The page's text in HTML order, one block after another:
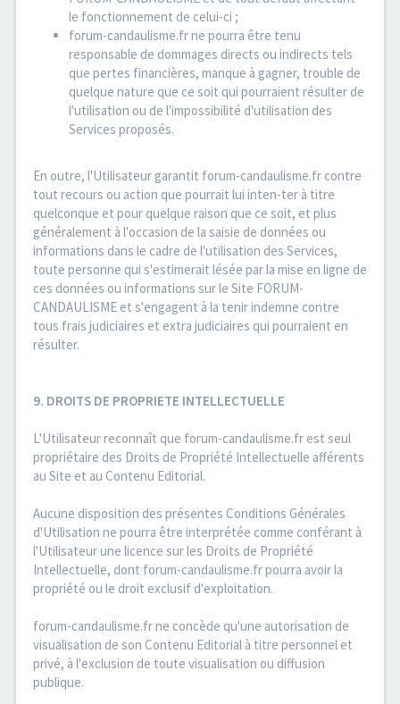
le fonctionnement de celui-ci ;
forum-candaulisme.fr ne pourra être tenu
responsable de dommages directs ou indirects tels
que pertes financières, manque à gagner, trouble de
quelque nature que ce soit qui pourraient résulter de
l'utilisation ou de l'impossibilité d'utilisation des
Services proposés.
En outre, l'Utilisateur garantit forum-candaulisme.fr contre
tout recours ou action que pourrait lui inten-ter à titre
quelconque et pour quelque raison que ce soit, et plus
généralement à l'occasion de la saisie de données ou
informations dans le cadre de l'utilisation des Services,
toute personne qui s'estimerait lésée par la mise en ligne de
ces données ou informations sur le Site FORUM-
CANDAULISME et s'engagent à la tenir indemne contre
tous frais judiciaires et extra judiciaires qui pourraient en
résulter.
9. DROITS DE PROPRIETE INTELLECTUELLE
L'Utilisateur reconnaît que forum-candaulisme.fr est seul
propriétaire des Droits de Propriété Intellectuelle afférents
au Site et au Contenu Editorial.
Aucune disposition des présentes Conditions Générales
d'Utilisation ne pourra être interprétée comme conférant à
l'Utilisateur une licence sur les Droits de Propriété
Intellectuelle, dont forum-candaulisme.fr pourra avoir la
propriété ou le droit exclusif d'exploitation.
forum-candaulisme.fr ne concède qu'une autorisation de
visualisation de son Contenu Editorial à titre personnel et
privé, à l'exclusion de toute visualisation ou diffusion
publique.